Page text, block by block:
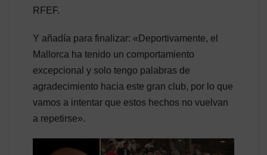
RFEF.
Y añadía para finalizar: «Deportivamente, el
Mallorca ha tenido un comportamiento
excepcional y solo tengo palabras de
agradecimiento hacia este gran club, por lo que
vamos a intentar que estos hechos no vuelvan
a repetirse».